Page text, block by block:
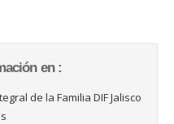
en :
de la Familia DIF Jalisco